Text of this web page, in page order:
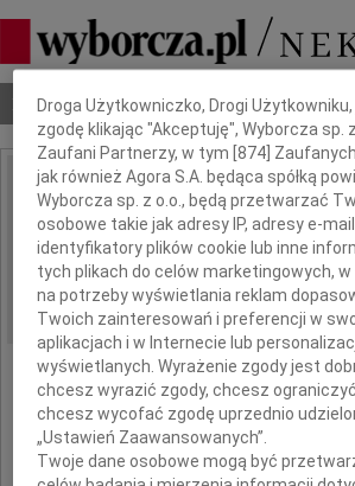
Nekrologi Odeszli Poradnik pogrzebowy
IMIĘ I NAZWISKO: Jerzy
REGION: Łódź
DATA EMISJI: 25.04.2022
Z głębokim
że w dniu 20
Dbamy o Twoją prywatność
Droga Użytkowniczko, Drogi
zgodę klikając "Akceptuję", Wyborcza sp.
Zaufani Partnerzy, w tym [874]
jak również Agora S.A. będąca spółką
Wyborcza sp. z o.o., będą przetwarzać
osobowe takie jak adresy IP, adresy e-
identyfikatory plików cookie lub inne
tych plikach do celów marketingowych,
na potrzeby wyświetlania reklam
Twoich zainteresowań i preferencji w
aplikacjach i w Internecie lub
wyświetlanych. Wyrażenie zgody jest
chcesz wyrazić zgody, chcesz
chcesz wycofać zgodę uprzednio
„Ustawień Zaawansowanych”.
Twoje dane osobowe mogą być